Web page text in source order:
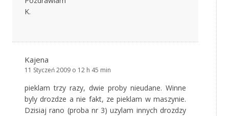
K.
Kajena
11 Styczeń 2009 o 12 h 45 min
pieklam trzy razy, dwie proby nieudane. Winne
byly drozdze a nie fakt, ze pieklam w maszynie.
Dzisiaj rano (proba nr 3) uzylam innych drozdzy